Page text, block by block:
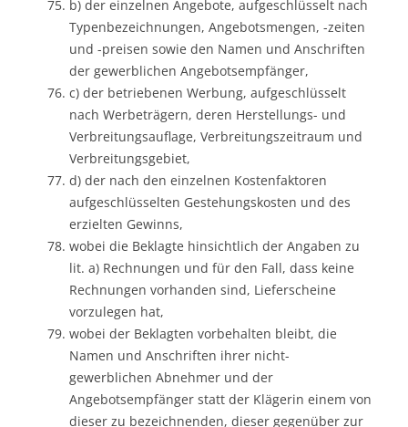
b) der einzelnen Angebote, aufgeschlüsselt nach
Typenbezeichnungen, Angebotsmengen, -zeiten
und -preisen sowie den Namen und Anschriften
der gewerblichen Angebotsempfänger,
c) der betriebenen Werbung, aufgeschlüsselt
nach Werbeträgern, deren Herstellungs- und
Verbreitungsauflage, Verbreitungszeitraum und
Verbreitungsgebiet,
d) der nach den einzelnen Kostenfaktoren
aufgeschlüsselten Gestehungskosten und des
erzielten Gewinns,
wobei die Beklagte hinsichtlich der Angaben zu
lit. a) Rechnungen und für den Fall, dass keine
Rechnungen vorhanden sind, Lieferscheine
vorzulegen hat,
wobei der Beklagten vorbehalten bleibt, die
Namen und Anschriften ihrer nicht-
gewerblichen Abnehmer und der
Angebotsempfänger statt der Klägerin einem von
dieser zu bezeichnenden, dieser gegenüber zur